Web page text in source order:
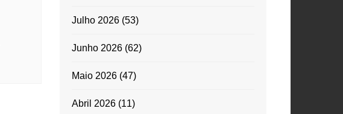
Julho 2026(53)
Junho 2026(62)
Maio 2026(47)
Abril 2026(11)